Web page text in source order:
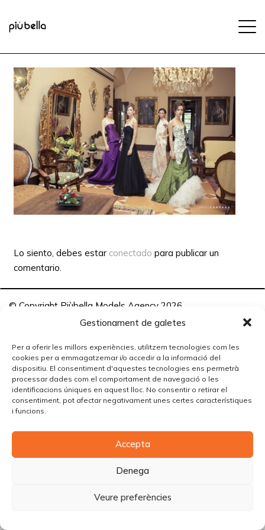
Gestionament de galetes
Per a oferir les millors experiències, utilitzem tecnologies com les
cookies per a emmagatzemar i/o accedir a la informació del
dispositiu. El consentiment d'aquestes tecnologies ens permetrà
processar dades com el comportament de navegació o les
identificacions úniques en aquest lloc. No consentir o retirar el
consentiment, pot afectar negativament unes certes característiques
i funcions.
Accepta
Denega
Veure preferències
Lo siento, debes estar conectado para publicar un
comentario.
© Copyright Piùbella Models Agency 2026
Creative Corner Agency
Carrer Tomàs Carreras Artau, nº 9 baixos, 17003, Girona